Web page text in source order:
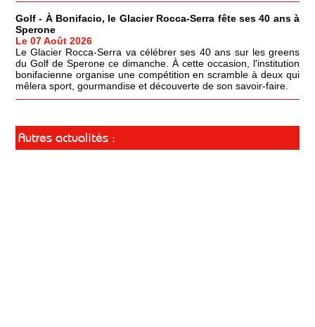
Golf - À Bonifacio, le Glacier Rocca-Serra fête ses 40 ans à
Sperone
Le 07 Août 2026
Le Glacier Rocca-Serra va célébrer ses 40 ans sur les greens
du Golf de Sperone ce dimanche. À cette occasion, l'institution
bonifacienne organise une compétition en scramble à deux qui
mêlera sport, gourmandise et découverte de son savoir-faire.
Autres actualités :